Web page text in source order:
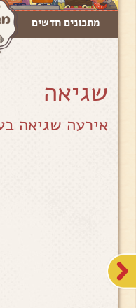
מתכונים חדשים
שגיאה
אירעה שגיאה